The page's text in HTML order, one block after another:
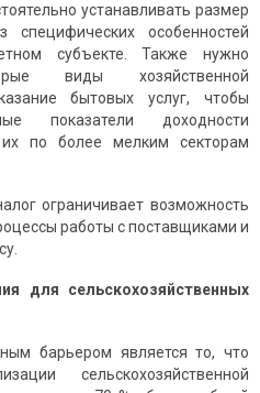
устанавливать размер
особенностей
субъекте. Также нужно
виды хозяйственной
бытовых услуг, чтобы
показатели доходности
их по более мелким секторам
ограничивает возможность
работы с поставщиками и
для сельскохозяйственных
барьером является то, что
сельскохозяйственной